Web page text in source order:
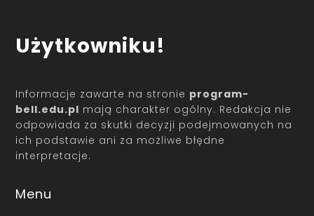
Użytkowniku!
Informacje zawarte na stronie program-
bell.edu.pl mają charakter ogólny. Redakcja nie
odpowiada za skutki decyzji podejmowanych na
ich podstawie ani za możliwe błędne
interpretacje.
Menu